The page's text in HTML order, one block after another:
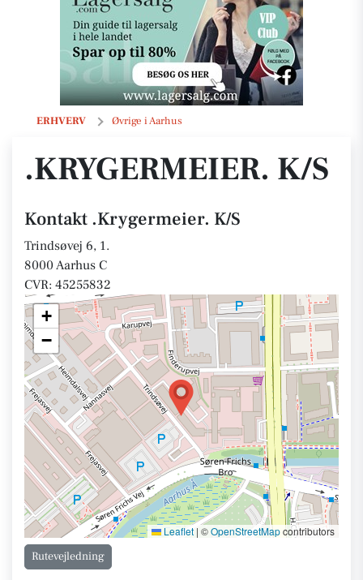
ERHVERV Øvrige i Aarhus
.Krygermeier. K/S
.KRYGERMEIER. K/S
Kontakt .Krygermeier. K/S
Trindsøvej 6, 1.
8000 Aarhus C
CVR: 45255832
+
−
Leaflet | ©OpenStreetMapcontributors
Rutevejledning